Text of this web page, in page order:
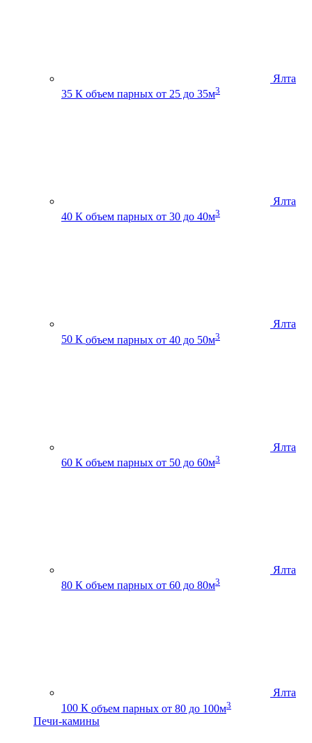
Ялта
35 К объем парных от 25 до 35м3
Ялта
40 К объем парных от 30 до 40м3
Ялта
50 К объем парных от 40 до 50м3
Ялта
60 К объем парных от 50 до 60м3
Ялта
80 К объем парных от 60 до 80м3
Ялта
100 К объем парных от 80 до 100м3
Печи-камины